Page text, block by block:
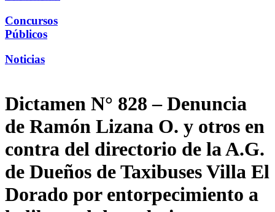
Concursos
Públicos
Noticias
Dictamen N° 828 – Denuncia
de Ramón Lizana O. y otros en
contra del directorio de la A.G.
de Dueños de Taxibuses Villa El
Dorado por entorpecimiento a